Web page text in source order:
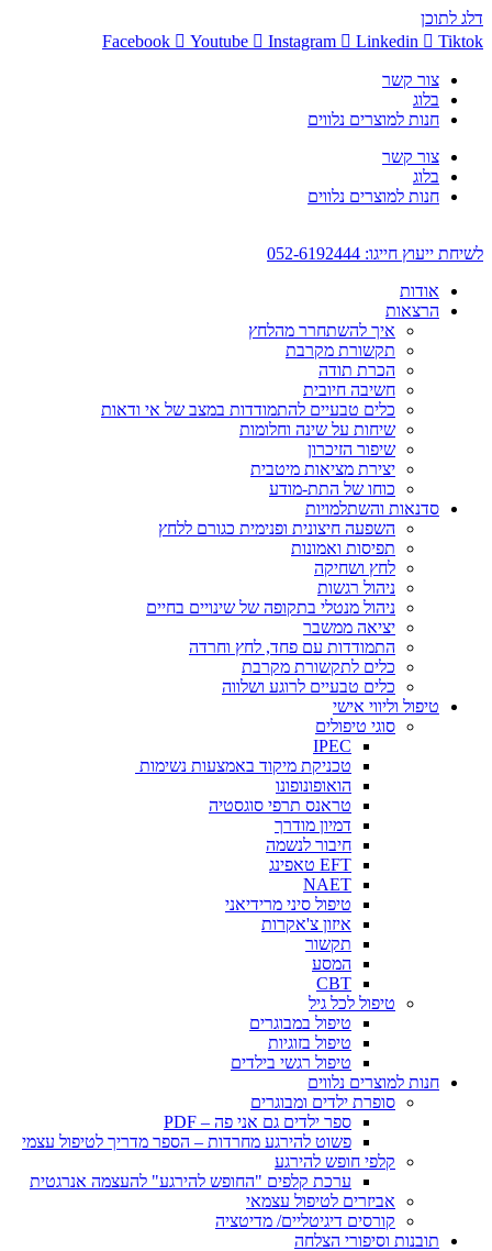
דלג לתוכן
Facebook
Youtube Instagram Linkedin Tiktok
צור קשר
בלוג
חנות למוצרים נלווים
צור קשר
בלוג
חנות למוצרים נלווים
לשיחת ייעוץ חייגו: 052-6192444
אודות
הרצאות
איך להשתחרר מהלחץ
תקשורת מקרבת
הכרת תודה
חשיבה חיובית
כלים טבעיים להתמודדות במצב של אי ודאות
שיחות על שינה וחלומות
שיפור הזיכרון
יצירת מציאות מיטבית
כוחו של התת-מודע
סדנאות והשתלמויות
השפעה חיצונית ופנימית כגורם ללחץ
תפיסות ואמונות
לחץ ושחיקה
ניהול רגשות
ניהול מנטלי בתקופה של שינויים בחיים
יציאה ממשבר
התמודדות עם פחד, לחץ וחרדה
כלים לתקשורת מקרבת
כלים טבעיים לרוגע ושלווה
טיפול וליווי אישי
סוגי טיפולים
IPEC
טכניקת מיקוד באמצעות נשימות
הואופונופונו
טראנס תרפי סוגסטיה
דמיון מודרך
חיבור לנשמה
EFT טאפינג
NAET
טיפול סיני מרידיאני
איזון צ'אקרות
תקשור
המסע
CBT
טיפול לכל גיל
טיפול במבוגרים
טיפול בזוגיות
טיפול רגשי בילדים
חנות למוצרים נלווים
סופרת ילדים ומבוגרים
ספר ילדים גם אני פה – PDF
פשוט להירגע מחרדות – הספר מדריך לטיפול עצמי
קלפי חופש להירגע
ערכת קלפים "החופש להירגע" להעצמה אנרגטית
אביזרים לטיפול עצמאי
קורסים דיגיטליים/ מדיטציה
תובנות וסיפורי הצלחה